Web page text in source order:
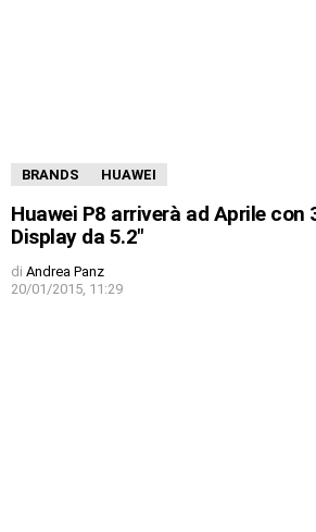
BRANDS HUAWEI
Huawei P8 arriverà ad Aprile con
Display da 5.2″
di Andrea Panz
20/01/2015, 11:29